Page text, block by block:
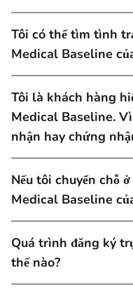
Tôi có thể tìm tình
Medical Baseline
Tôi là khách hàng
Medical Baseline.
nhận hay chứng
Nếu tôi chuyển chỗ
Medical Baseline
Quá trình đăng ký
thế nào?